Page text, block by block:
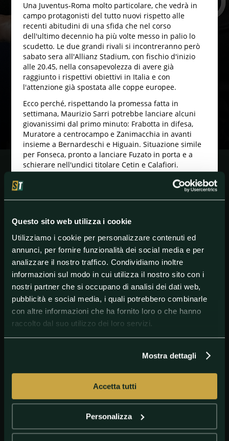
Questo sito web utilizza i cookie
Utilizziamo i cookie per personalizzare contenuti ed
annunci, per fornire funzionalità dei social media e per
analizzare il nostro traffico. Condividiamo inoltre
informazioni sul modo in cui utilizza il nostro sito con i
nostri partner che si occupano di analisi dei dati web,
pubblicità e social media, i quali potrebbero combinarle
con altre informazioni che ha fornito loro o che hanno
raccolto dal suo utilizzo dei loro servizi.
Mostra dettagli
Accetta tutti
Personalizza
Una Juventus-Roma molto particolare, che vedrà in
campo protagonisti del tutto nuovi rispetto alle
recenti abitudini di una sfida che nel corso
dell'ultimo decennio ha più volte messo in palio lo
scudetto. Le due grandi rivali si incontreranno però
sabato sera all'Allianz Stadium, con fischio d'inizio
alle 20.45, nella consapevolezza di avere già
raggiunto i rispettivi obiettivi in Italia e con
l'attenzione già spostata alle coppe europee.
Ecco perché, rispettando la promessa fatta in
settimana, Maurizio Sarri potrebbe lanciare alcuni
giovanissimi dal primo minuto: Frabotta in difesa,
Muratore a centrocampo e Zanimacchia in avanti
insieme a Bernardeschi e Higuain. Situazione simile
per Fonseca, pronto a lanciare Fuzato in porta e a
schierare nell'undici titolare Cetin e Calafiori.
Probabili formazioni:
JUVENTUS(4-3-3): Szczesny; Danilo, Rugani, Bonucci,
Higuain, Zanimacchia. ALL.: Sarri (squalificato, in
(3-4-2-1): Fuzato; Cetin, Ibanez, Fazio;
Zappacosta, Villar, Veretout, Calafiori; Zaniolo, Perotti;
Kalinic. ALL.: Fonseca.
#Juventus #Roma #SerieA
GETTY IMAGES bonucci